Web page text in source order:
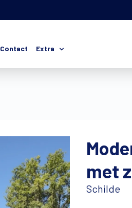
Contact Extra
met
Schilde